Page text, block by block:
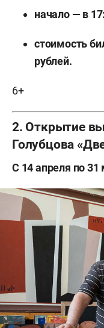
начало — в
стоимость
рублей.
6+
2. Открытие
Голубцова
С 14 апреля по 31